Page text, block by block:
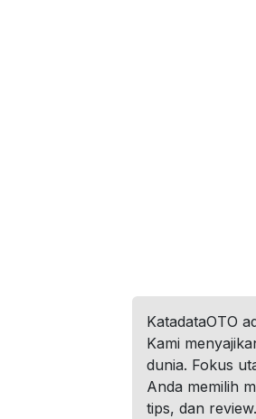
KatadataOTO
Kami
dunia. Fokus
Anda memilih
tips, dan review.